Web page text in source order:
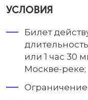
УСЛОВИЯ
Билет
или 1 час 30
Москве-реке;
Ограничение